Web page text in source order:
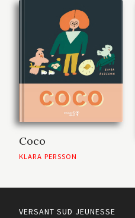
Coco
KLARA PERSSON
VERSANT SUD JEUNESSE